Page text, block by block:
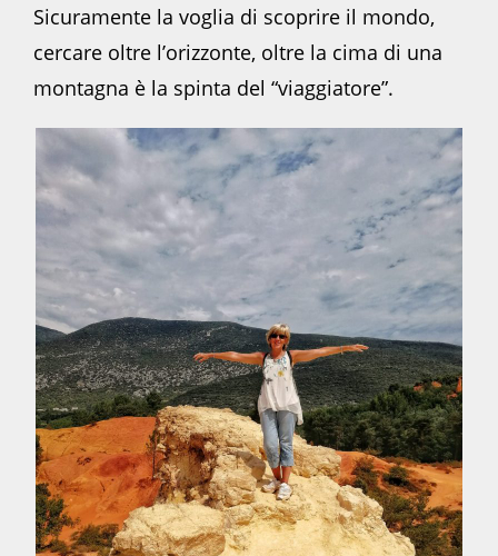
Sicuramente la voglia di scoprire il mondo,
cercare oltre l’orizzonte, oltre la cima di una
montagna è la spinta del “viaggiatore”.